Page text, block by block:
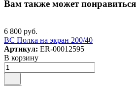
Вам также может понравиться
6 800 руб.
ВС Полка на экран 200/40
Артикул: ER-00012595
В корзину